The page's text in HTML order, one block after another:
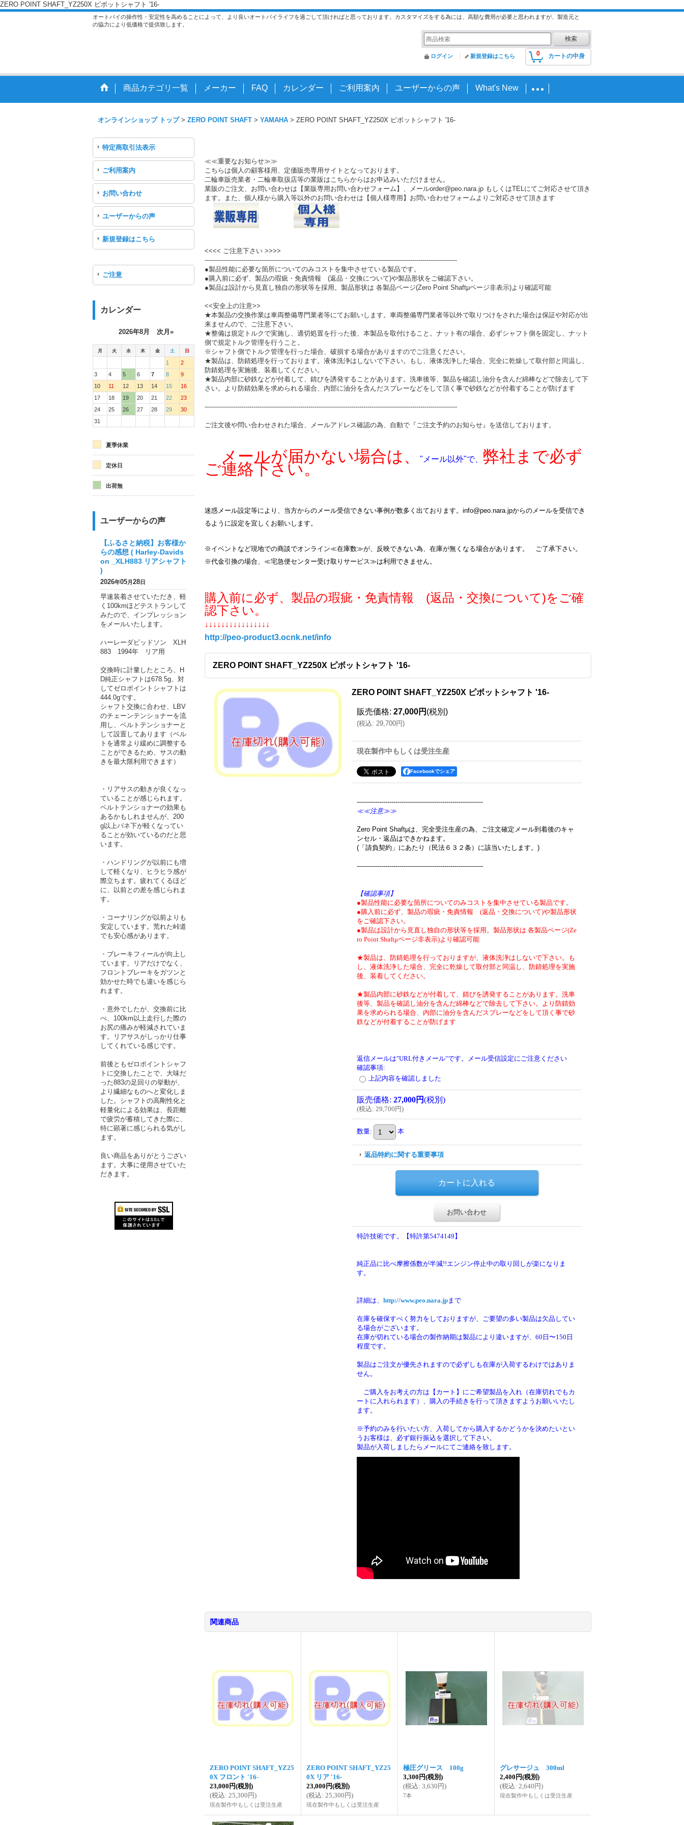
ZERO POINT SHAFT_YZ250X ピボットシャフト '16-
オートバイの操作性・安定性を高めることによって、より良いオートバイライフを過ごして頂ければと思っております。カスタマイズをする為には、高額な費用が必要と思われますが、製造元と
の協力により低価格で提供致します。
0 カートの中身
ログイン 新規登録はこちら
商品カテゴリ一覧 メーカー FAQ カレンダー ご利用案内 ユーザーからの声 What's New
オンラインショップ トップ > ZERO POINT SHAFT > YAMAHA > ZERO POINT SHAFT_YZ250X ピボットシャフト '16-
特定商取引法表示
ご利用案内
お問い合わせ
ユーザーからの声
新規登録はこちら
ご注意
カレンダー
2026年8月 次月»
月 火 水 木 金 土 日
1
2
3
4 5 6 7 8
9
10
11 12 13 14 15
16
17
18 19 20 21 22
23
24
25 26 27 28 29
30
31
夏季休業
定休日
出荷無
ユーザーからの声
【ふるさと納税】お客様か
らの感想 ( Harley-Davids
on _XLH883 リアシャフト
)
2026年05月28日
早速装着させていただき、軽
く100kmほどテストランして
みたので、インプレッション
をメールいたします。
ハーレーダビッドソン XLH
883 1994年 リア用
交換時に計量したところ、H
D純正シャフトは678.5g、対
してゼロポイントシャフトは
444.0gです。
シャフト交換に合わせ、LBV
のチェーンテンショナーを流
用し、ベルトテンショナーと
して設置してあります（ベル
トを通常より緩めに調整する
ことができるため、サスの動
きを最大限利用できます）
・リアサスの動きが良くなっ
ていることが感じられます。
ベルトテンショナーの効果も
あるかもしれませんが、200
g以上バネ下が軽くなってい
ることが効いているのだと思
います。
・ハンドリングが以前にも増
して軽くなり、ヒラヒラ感が
際立ちます。疲れてくるほど
に、以前との差を感じられま
す。
・コーナリングが以前よりも
安定しています。荒れた峠道
でも安心感があります。
・ブレーキフィールが向上し
ています。リアだけでなく、
フロントブレーキをガツンと
効かせた時でも違いを感じら
れます。
・意外でしたが、交換前に比
べ、100km以上走行した際の
お尻の痛みが軽減されていま
す。リアサスがしっかり仕事
してくれている感じです。
前後ともゼロポイントシャフ
トに交換したことで、大味だ
った883の足回りの挙動が、
より繊細なものへと変化しま
した。シャフトの高剛性化と
軽量化による効果は、長距離
で疲労が蓄積してきた際に、
特に顕著に感じられる気がし
ます。
良い商品をありがとうござい
ます。大事に使用させていた
だきます。
≪≪重要なお知らせ≫≫
こちらは個人の顧客様用、定価販売専用サイトとなっております。
二輪車販売業者・二輪車取扱店等の業販はこちらからはお申込みいただけません。
業販のご注文、お問い合わせは【業販専用お問い合わせフォーム】、メールorder@peo.nara.jp もしくはTELにてご対応させて頂き
ます。また、個人様から購入等以外のお問い合わせは【個人様専用】お問い合わせフォームよりご対応させて頂きます
<<<< ご注意下さい >>>>
----------------------------------------------------------------------------------------------------------------------------
●製品性能に必要な箇所についてのみコストを集中させている製品です。
●購入前に必ず、製品の瑕疵・免責情報 (返品・交換について)や製品形状をご確認下さい。
●製品は設計から見直し独自の形状等を採用。製品形状は 各製品ページ(Zero Point Shaftμページ非表示)より確認可能
<<安全上の注意>>
★本製品の交換作業は車両整備専門業者等にてお願いします。車両整備専門業者等以外で取りつけをされた場合は保証や対応が出
来ませんので、ご注意下さい。
★整備は規定トルクで実施し、適切処置を行った後、本製品を取付けること。ナット有の場合、必ずシャフト側を固定し、ナット
側で規定トルク管理を行うこと。
※シャフト側でトルク管理を行った場合、破損する場合がありますのでご注意ください。
★製品は、防錆処理を行っております。液体洗浄はしないで下さい。もし、液体洗浄した場合、完全に乾燥して取付部と同温し、
防錆処理を実施後、装着してください。
★製品内部に砂鉄などが付着して、錆びを誘発することがあります。洗車後等、製品を確認し油分を含んだ綿棒などで除去して下
さい。より防錆効果を求められる場合、内部に油分を含んだスプレーなどをして頂く事で砂鉄などが付着することが防げます
----------------------------------------------------------------------------------------------------------------------------
ご注文後や問い合わせされた場合、メールアドレス確認の為、自動で『ご注文予約のお知らせ』を送信しております。
メールが届かない場合は、 "メール以外"で、 弊社まで必ず
ご連絡下さい。
迷惑メール設定等により、当方からのメール受信できない事例が数多く出ております。info@peo.nara.jpからのメールを受信でき
るように設定を宜しくお願いします。
※イベントなど現地での商談でオンライン≪在庫数≫が、反映できない為、在庫が無くなる場合があります。 ご了承下さい。
※代金引換の場合、≪宅急便センター受け取りサービス≫は利用できません。
購入前に必ず、製品の瑕疵・免責情報 (返品・交換について)をご確
認下さい。
↓↓↓↓↓↓↓↓↓↓↓↓↓↓↓↓
http://peo-product3.ocnk.net/info
ZERO POINT SHAFT_YZ250X ピボットシャフト '16-
ZERO POINT SHAFT_YZ250X ピボットシャフト '16-
販売価格: 27,000円 (税別)
(税込: 29,700円)
現在製作中もしくは受注生産
Facebookでシェア
--------------------------------------------------------------
≪≪注意≫≫
Zero Point Shaftμは、完全受注生産の為、ご注文確定メール到着後のキャ
ンセル・返品はできかねます。
(「請負契約」にあたり（民法６３２条）に該当いたします。)
--------------------------------------------------------------
【確認事項】
●製品性能に必要な箇所についてのみコストを集中させている製品です。
●購入前に必ず、製品の瑕疵・免責情報 (返品・交換について)や製品形状
をご確認下さい。
●製品は設計から見直し独自の形状等を採用。製品形状は 各製品ページ(Ze
ro Point Shaftμページ非表示)より確認可能
★製品は、防錆処理を行っておりますが、液体洗浄はしないで下さい。も
し、液体洗浄した場合、完全に乾燥して取付部と同温し、防錆処理を実施
後、装着してください。
★製品内部に砂鉄などが付着して、錆びを誘発することがあります。洗車
後等、製品を確認し油分を含んだ綿棒などで除去して下さい。より防錆効
果を求められる場合、内部に油分を含んだスプレーなどをして頂く事で砂
鉄などが付着することが防げます
返信メールは"URL付きメール"です。メール受信設定にご注意ください
確認事項:
上記内容を確認しました
販売価格: 27,000円(税別)
(税込: 29,700円)
数量: 本
返品特約に関する重要事項
お問い合わせ
特許技術です。【特許第5474149】
純正品に比べ摩擦係数が半減!!エンジン停止中の取り回しが楽になりま
す。
詳細は、 http://www.peo.nara.jpまで
在庫を確保すべく努力をしておりますが、ご要望の多い製品は欠品してい
る場合がございます。
在庫が切れている場合の製作納期は製品により違いますが、60日〜150日
程度です。
製品はご注文が優先されますので必ずしも在庫が入荷するわけではありま
せん。
ご購入をお考えの方は【カート】にご希望製品を入れ（在庫切れでもカ
ートに入れられます）、購入の手続きを行って頂きますようお願いいたし
ます。
※予約のみを行いたい方、入荷してから購入するかどうかを決めたいとい
うお客様は、必ず銀行振込を選択して下さい。
製品が入荷しましたらメールにてご連絡を致します。
関連商品
ZERO POINT SHAFT_YZ25
0X フロント '16-
23,000円(税別)
(税込: 25,300円)
現在製作中もしくは受注生産
ZERO POINT SHAFT_YZ25
0X リア '16-
23,000円(税別)
(税込: 25,300円)
現在製作中もしくは受注生産
極圧グリース 100g
3,300円(税別)
(税込: 3,630円)
7本
グレサージュ 300ml
2,400円(税別)
(税込: 2,640円)
現在製作中もしくは受注生産